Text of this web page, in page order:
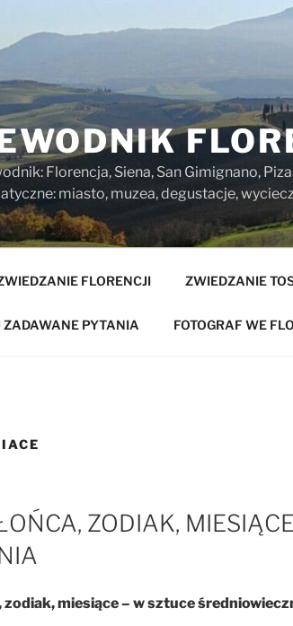
Florencja, Siena, San Gimignano,
miasto, muzea, degustacje,
FLORENCJI ZWIEDZANIE
ZADAWANE PYTANIA FOTOGRAF WE
ZODIAK,
zodiak, miesiące – w sztuce